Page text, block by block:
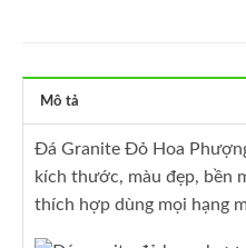
Mô tả
Đá Granite Đỏ Hoa
kích thước, màu đẹp, bền
thích hợp dùng mọi hạng